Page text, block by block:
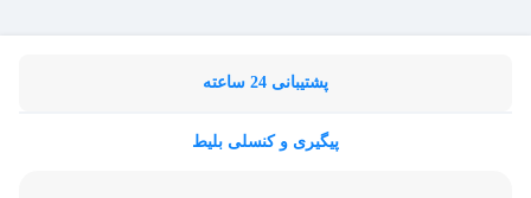
پشتیبانی 24 ساعته
پیگیری و کنسلی بلیط